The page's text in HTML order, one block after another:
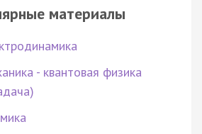
материалы
- квантовая физика